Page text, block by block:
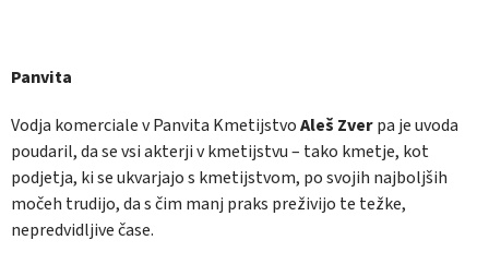
Panvita
Vodja komerciale v Panvita KmetijstvoAleš Zverpa je uvoda
poudaril, da se vsi akterji v kmetijstvu – tako kmetje, kot
podjetja, ki se ukvarjajo s kmetijstvom, po svojih najboljših
močeh trudijo, da s čim manj praks preživijo te težke,
nepredvidljive čase.